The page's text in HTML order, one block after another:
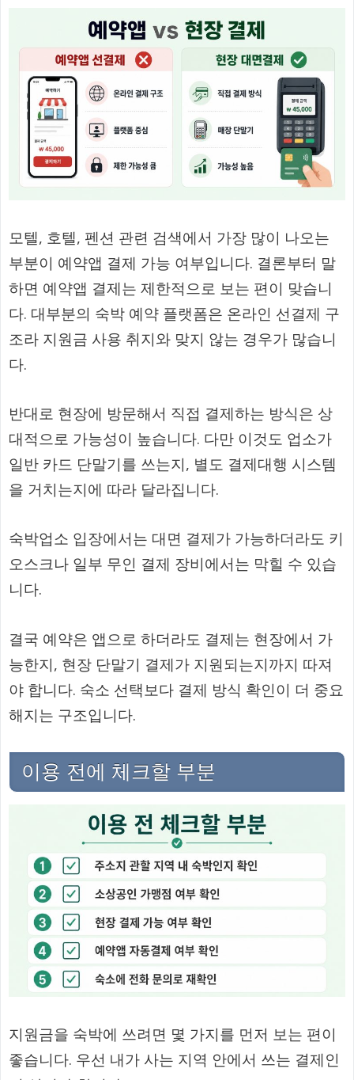
모텔, 호텔, 펜션 관련 검색에서 가장 많이 나오는
부분이 예약앱 결제 가능 여부입니다. 결론부터 말
하면 예약앱 결제는 제한적으로 보는 편이 맞습니
다. 대부분의 숙박 예약 플랫폼은 온라인 선결제 구
조라 지원금 사용 취지와 맞지 않는 경우가 많습니
다.
반대로 현장에 방문해서 직접 결제하는 방식은 상
대적으로 가능성이 높습니다. 다만 이것도 업소가
일반 카드 단말기를 쓰는지, 별도 결제대행 시스템
을 거치는지에 따라 달라집니다.
숙박업소 입장에서는 대면 결제가 가능하더라도 키
오스크나 일부 무인 결제 장비에서는 막힐 수 있습
니다.
결국 예약은 앱으로 하더라도 결제는 현장에서 가
능한지, 현장 단말기 결제가 지원되는지까지 따져
야 합니다. 숙소 선택보다 결제 방식 확인이 더 중요
해지는 구조입니다.
이용 전에 체크할 부분
지원금을 숙박에 쓰려면 몇 가지를 먼저 보는 편이
좋습니다. 우선 내가 사는 지역 안에서 쓰는 결제인